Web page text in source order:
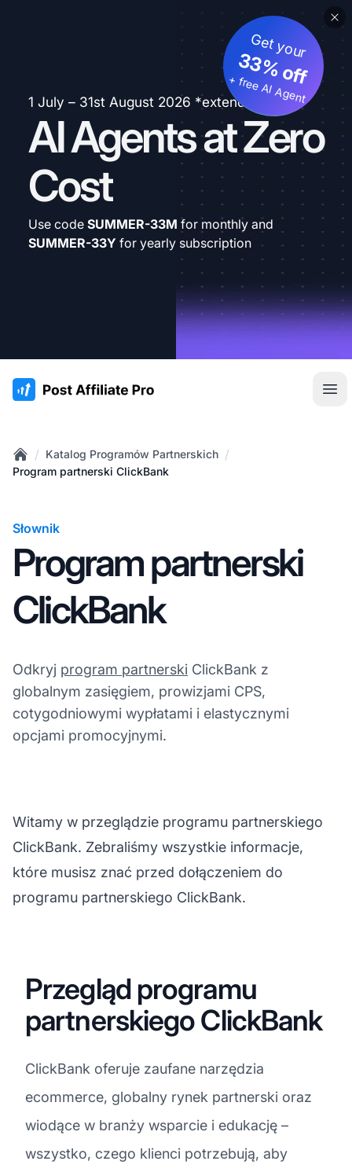
1 July – 31st August 2026 *extended
AI Agents at Zero
Cost
Get your
33% off
+ free AI Agent
Use code SUMMER-33M for monthly and
SUMMER-33Y for yearly subscription
:site.title
Home
/ Katalog Programów Partnerskich /
Program partnerski ClickBank
Słownik
Program partnerski
ClickBank
Odkryj program partnerski ClickBank z
globalnym zasięgiem, prowizjami CPS,
cotygodniowymi wypłatami i elastycznymi
opcjami promocyjnymi.
Witamy w przeglądzie programu partnerskiego
ClickBank. Zebraliśmy wszystkie informacje,
które musisz znać przed dołączeniem do
programu partnerskiego ClickBank.
Przegląd programu
partnerskiego ClickBank
ClickBank oferuje zaufane narzędzia
ecommerce, globalny rynek partnerski oraz
wiodące w branży wsparcie i edukację –
wszystko, czego klienci potrzebują, aby